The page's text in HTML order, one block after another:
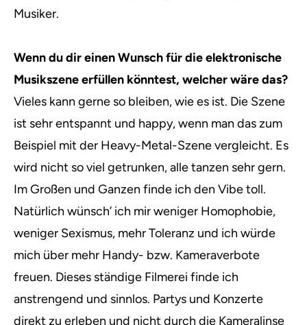
Musiker.
Wenn du dir einen Wunsch für die elektronische
Musikszene erfüllen könntest, welcher wäre das?
Vieles kann gerne so bleiben, wie es ist. Die Szene
ist sehr entspannt und happy, wenn man das zum
Beispiel mit der Heavy-Metal-Szene vergleicht. Es
wird nicht so viel getrunken, alle tanzen sehr gern.
Im Großen und Ganzen finde ich den Vibe toll.
Natürlich wünsch’ ich mir weniger Homophobie,
weniger Sexismus, mehr Toleranz und ich würde
mich über mehr Handy- bzw. Kameraverbote
freuen. Dieses ständige Filmerei finde ich
anstrengend und sinnlos. Partys und Konzerte
direkt zu erleben und nicht durch die Kameralinse